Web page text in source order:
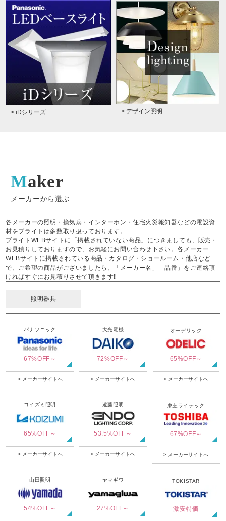
> iDシリーズ > デザイン照明
Maker
メーカーから選ぶ
各メーカーの照明・換気扇・インターホン・住宅火災報知器などの電設資
材をブライトは多数取り扱っております。
ブライトWEBサイトに「掲載されていない商品」につきましても、販売・
お見積りしておりますので、お気軽にお問い合わせ下さい。各メーカー
WEBサイトに掲載されている商品・カタログ・ショールーム・他店など
で、ご希望の商品がございましたら、「メーカー名」「品番」をご連絡頂
ければすぐにお見積りさせて頂きます‼
照明器具
パナソニック
67%OFF～
> メーカーサイトへ
大光電機
72%OFF～
> メーカーサイトへ
オーデリック
65%OFF～
> メーカーサイトへ
コイズミ照明
65%OFF～
> メーカーサイトへ
遠藤照明
53.5%OFF～
> メーカーサイトへ
東芝ライテック
67%OFF～
> メーカーサイトへ
山田照明
54%OFF～
ヤマギワ
27%OFF～
TOKISTAR
激安特価